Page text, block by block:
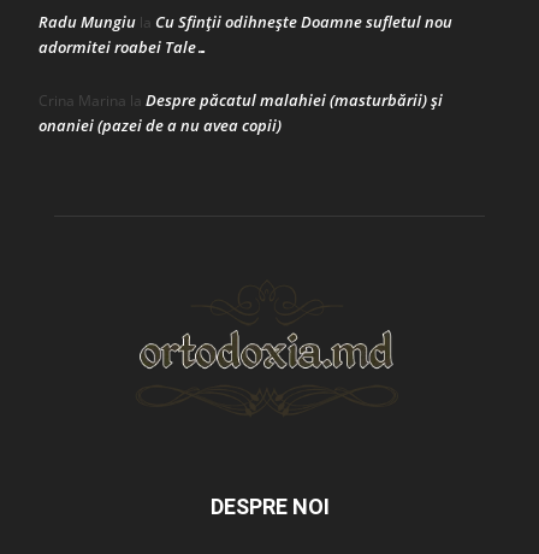
Radu Mungiu la Cu Sfinții odihnește Doamne sufletul nou
adormitei roabei Tale…
Crina Marina la Despre păcatul malahiei (masturbării) şi
onaniei (pazei de a nu avea copii)
DESPRE NOI